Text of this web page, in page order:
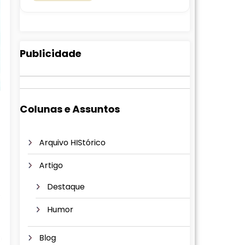
Publicidade
Colunas e Assuntos
Arquivo HIStórico
Artigo
Destaque
Humor
Blog